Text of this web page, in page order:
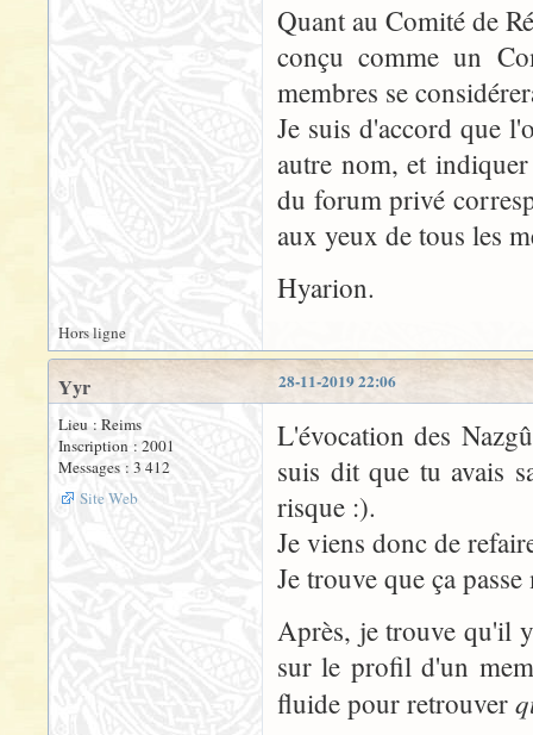
Quant au Comité de
conçu comme un
membres se
Je suis d'accord que
autre nom, et
du forum privé
aux yeux de tous les
Hyarion.
Hors ligne
28-11-2019 22:06
Yyr
Lieu : Reims
Inscription : 2001
Messages : 3 412
Site Web
L'évocation des
suis dit que tu avais
risque :).
Je viens donc de
Je trouve que ça
Après, je trouve qu'il
sur le profil d'un
fluide pour retrouver